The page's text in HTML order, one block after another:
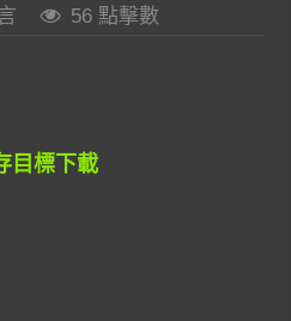
56 點擊數
目標下載